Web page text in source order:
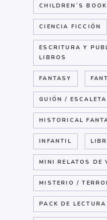
CHILDREN´S BOOK
CIENCIA FICCIÓN
ESCRITURA Y
LIBROS
FANTASY
GUIÓN / ESCALETA
HISTORICAL
INFANTIL
MINI RELATOS DE
MISTERIO /
PACK DE LECTURA